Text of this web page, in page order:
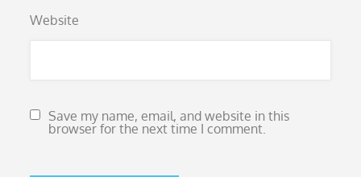
Website
Save my name, email, and website in this
browser for the next time I comment.